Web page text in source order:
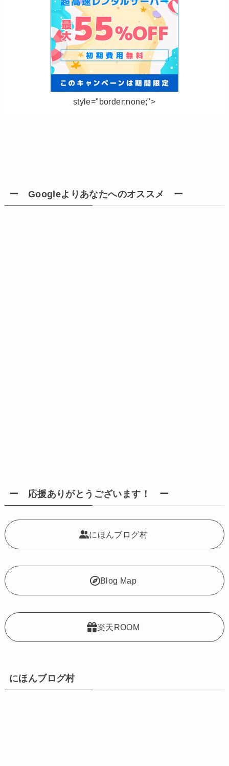
style="border:none;">
ー Googleよりあなたへのオススメ ー
ー 応援ありがとうございます！ ー
にほんブログ村
Blog Map
楽天ROOM
にほんブログ村